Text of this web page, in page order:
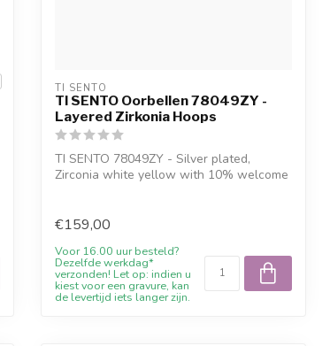
TI SENTO
TI SENTO Oorbellen 78049ZY -
Layered Zirkonia Hoops
TI SENTO 78049ZY - Silver plated,
Zirconia white yellow with 10% welcome
€159,00
Voor 16.00 uur besteld?
Dezelfde werkdag*
verzonden! Let op: indien u
kiest voor een gravure, kan
de levertijd iets langer zijn.